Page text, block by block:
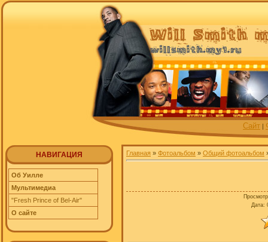
Сайт |
НАВИГАЦИЯ
Об Уилле
Мультимедиа
"Fresh Prince of Bel-Air"
О сайте
Главная » Фотоальбом » Общий фотоальбом
Дата: